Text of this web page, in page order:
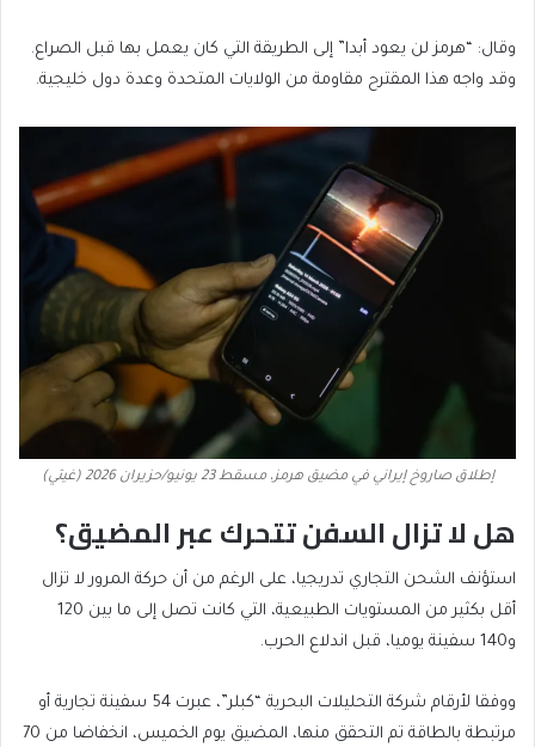
وقال: “هرمز لن يعود أبدا” إلى الطريقة التي كان يعمل بها قبل الصراع.
وقد واجه هذا المقترح مقاومة من الولايات المتحدة وعدة دول خليجية.
إطلاق صاروخ إيراني في مضيق هرمز، مسقط 23 يونيو/حزيران 2026 (غيتي)
هل لا تزال السفن تتحرك عبر المضيق؟
استؤنف الشحن التجاري تدريجيا، على الرغم من أن حركة المرور لا تزال
أقل بكثير من المستويات الطبيعية، التي كانت تصل إلى ما بين 120
و140 سفينة يوميا، قبل اندلاع الحرب.
ووفقا لأرقام شركة التحليلات البحرية “كبلر”، عبرت 54 سفينة تجارية أو
مرتبطة بالطاقة تم التحقق منها، المضيق يوم الخميس، انخفاضا من 70